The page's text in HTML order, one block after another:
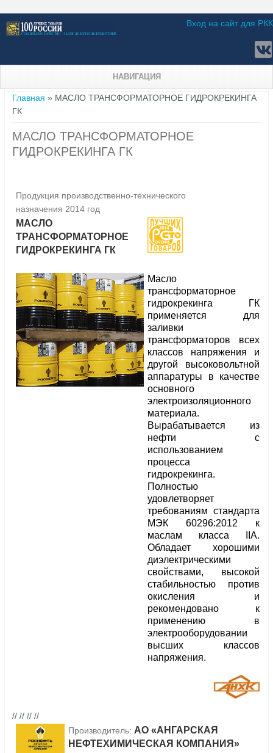
Вход на сайт для РКК
НАВИГАЦИЯ
Вы здесь
Главная » МАСЛО ТРАНСФОРМАТОРНОЕ ГИДРОКРЕКИНГА
ГК
МАСЛО ТРАНСФОРМАТОРНОЕ
ГИДРОКРЕКИНГА ГК
Продукция производственно-технического
назначения 2014 год
МАСЛО
ТРАНСФОРМАТОРНОЕ
ГИДРОКРЕКИНГА ГК
Масло
трансформаторное
гидрокрекинга ГК
применяется для
заливки
трансформаторов всех
классов напряжения и
другой высоковольтной
аппаратуры в качестве
основного
электроизоляционного
материала.
Вырабатывается из
нефти с
использованием
процесса
гидрокрекинга.
Полностью
удовлетворяет
требованиям стандарта
МЭК 60296:2012 к
маслам класса IIА.
Обладает хорошими
диэлектрическими
свойствами, высокой
стабильностью против
окисления и
рекомендовано к
применению в
электрооборудовании
высших классов
напряжения.
// // // //
Производитель: АО «АНГАРСКАЯ
НЕФТЕХИМИЧЕСКАЯ КОМПАНИЯ»